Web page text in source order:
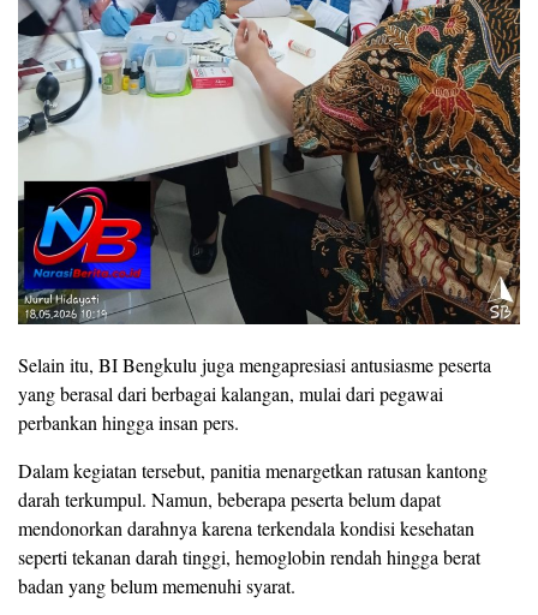
Selain itu, BI Bengkulu juga mengapresiasi antusiasme peserta
yang berasal dari berbagai kalangan, mulai dari pegawai
perbankan hingga insan pers.
Dalam kegiatan tersebut, panitia menargetkan ratusan kantong
darah terkumpul. Namun, beberapa peserta belum dapat
mendonorkan darahnya karena terkendala kondisi kesehatan
seperti tekanan darah tinggi, hemoglobin rendah hingga berat
badan yang belum memenuhi syarat.